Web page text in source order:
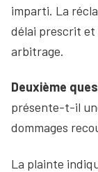
imparti. La
délai prescrit et
arbitrage.
Deuxième
présente-t-il
dommages
La plainte